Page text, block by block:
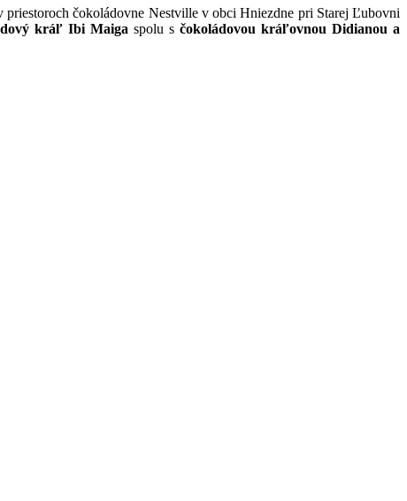
priestoroch čokoládovne Nestville v obci Hniezdne pri Starej Ľubovni
kráľ Ibi Maiga spolu s čokoládovou kráľovnou Didianou a